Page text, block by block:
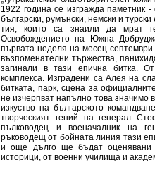
1922 година се изгражда паметник
български, румънски, немски и
тия, които са знаили да мрат
Освобождението на Южна
първата неделя на месец
възпоменателни тържества,
загинали в тази епична битка.
комплекса. Изградени са Алея на
битката, парк, сцена за
не изчерпват напълно това значимо
изкуство на българското
творческият гений на генерал
пълководец и военачалник на
ръководещ от бойната линия тази
и още дълго ще бъдат
историци, от военни училища и